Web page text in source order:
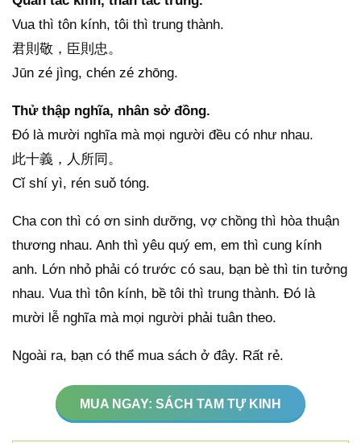
Vua thì tôn kính, tôi thì trung thành.
君則敬，臣則忠。
Jūn zé jìng, chén zé zhōng.
Thử thập nghĩa, nhân sở đồng.
Đó là mười nghĩa mà mọi người đều có như nhau.
此十義，人所同。
Cǐ shí yì, rén suǒ tóng.
Cha con thì có ơn sinh dưỡng, vợ chồng thì hòa thuận
thương nhau. Anh thì yêu quý em, em thì cung kính
anh. Lớn nhỏ phải có trước có sau, bạn bè thì tin tưởng
nhau. Vua thì tôn kính, bề tôi thì trung thành. Đó là
mười lễ nghĩa mà mọi người phải tuân theo.
Ngoài ra, bạn có thể mua sách ở đây. Rất rẻ.
MUA NGAY: SÁCH TAM TỰ KINH